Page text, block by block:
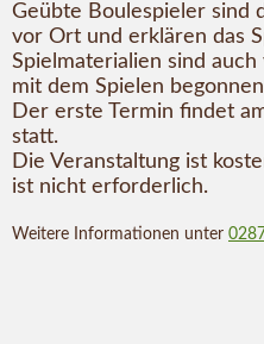
Geübte Boulespieler sind
vor Ort und erklären das
Spielmaterialien sind
mit dem Spielen
Der erste Termin findet
statt.
Die Veranstaltung ist
ist nicht erforderlich.
Weitere Informationen unter